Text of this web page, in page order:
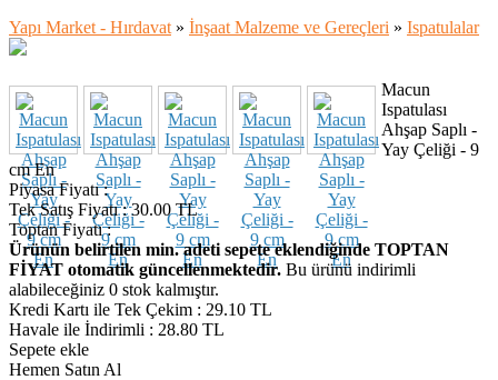
Yapı Market - Hırdavat » İnşaat Malzeme ve Gereçleri » Ispatulalar
Macun
Ispatulası
Ahşap Saplı -
Yay Çeliği - 9
cm En
Piyasa Fiyatı :
Tek Satış Fiyatı : 30.00TL
Toptan Fiyatı :
Ürünün belirtilen min. adeti sepete eklendiğinde TOPTAN
FİYAT otomatik güncellenmektedir. Bu ürünü indirimli
alabileceğiniz 0 stok kalmıştır.
Kredi Kartı ile Tek Çekim : 29.10 TL
Havale ile İndirimli : 28.80 TL
Sepete ekle
Hemen Satın Al